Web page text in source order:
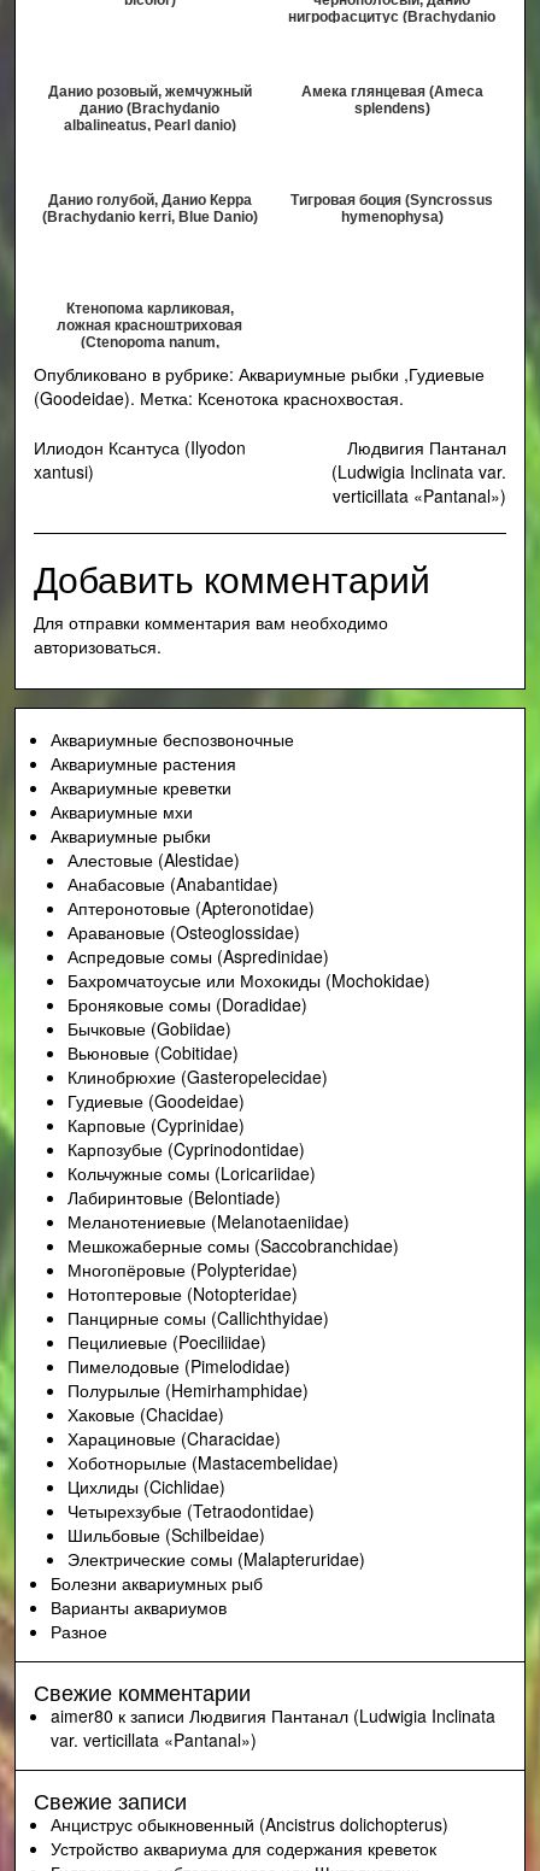
нигрофасцитус (Brachydanio
Данио розовый, жемчужный
данио (Brachydanio
albalineatus, Pearl danio)
Амека глянцевая (Ameca
splendens)
Данио голубой, Данио Керра
(Brachydanio kerri, Blue Danio)
Тигровая боция (Syncrossus
hymenophysa)
Ктенопома карликовая,
ложная красноштриховая
(Ctenopoma nanum,
Опубликовано в рубрике: Аквариумные рыбки ,Гудиевые
(Goodeidae). Метка: Ксенотока краснохвостая.
Навигация
по
записям
Илиодон Ксантуса (Ilyodon
xantusi)
Людвигия Пантанал
(Ludwigia Inclinata var.
verticillata «Pantanal»)
Добавить комментарий
Для отправки комментария вам необходимо
авторизоваться.
Аквариумные беспозвоночные
Аквариумные растения
Аквариумные креветки
Аквариумные мхи
Аквариумные рыбки
Алестовые (Alestidae)
Анабасовые (Anabantidae)
Аптеронотовые (Apteronotidae)
Аравановые (Osteoglossidae)
Аспредовые сомы (Aspredinidae)
Бахромчатоусые или Мохокиды (Mochokidae)
Броняковые сомы (Doradidae)
Бычковые (Gobiidae)
Вьюновые (Cobitidae)
Клинобрюхие (Gasteropelecidae)
Гудиевые (Goodeidae)
Карповые (Cyprinidae)
Карпозубые (Cyprinodontidae)
Кольчужные сомы (Loricariidae)
Лабиринтовые (Belontiade)
Меланотениевые (Melanotaeniidae)
Мешкожаберные сомы (Saccobranchidae)
Многопёровые (Polypteridae)
Нотоптеровые (Notopteridae)
Панцирные сомы (Callichthyidae)
Пецилиевые (Poeciliidae)
Пимелодовые (Pimelodidae)
Полурылые (Hemirhamphidae)
Хаковые (Chacidae)
Харациновые (Characidae)
Хоботнорылые (Mastacembelidae)
Цихлиды (Cichlidae)
Четырехзубые (Tetraodontidae)
Шильбовые (Schilbeidae)
Электрические сомы (Malapteruridae)
Болезни аквариумных рыб
Варианты аквариумов
Разное
Свежие комментарии
aimer80 к записи Людвигия Пантанал (Ludwigia Inclinata
var. verticillata «Pantanal»)
Свежие записи
Анциструс обыкновенный (Ancistrus dolichopterus)
Устройство аквариума для содержания креветок